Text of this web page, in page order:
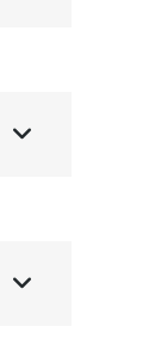

